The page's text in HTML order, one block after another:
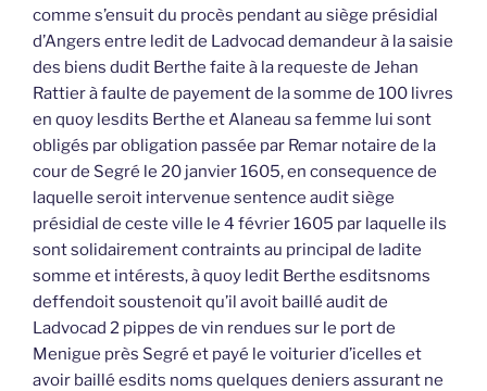
comme s’ensuit du procès pendant au siège présidial
d’Angers entre ledit de Ladvocad demandeur à la saisie
des biens dudit Berthe faite à la requeste de Jehan
Rattier à faulte de payement de la somme de 100 livres
en quoy lesdits Berthe et Alaneau sa femme lui sont
obligés par obligation passée par Remar notaire de la
cour de Segré le 20 janvier 1605, en consequence de
laquelle seroit intervenue sentence audit siège
présidial de ceste ville le 4 février 1605 par laquelle ils
sont solidairement contraints au principal de ladite
somme et intérests, à quoy ledit Berthe esditsnoms
deffendoit soustenoit qu’il avoit baillé audit de
Ladvocad 2 pippes de vin rendues sur le port de
Menigue près Segré et payé le voiturier d’icelles et
avoir baillé esdits noms quelques deniers assurant ne